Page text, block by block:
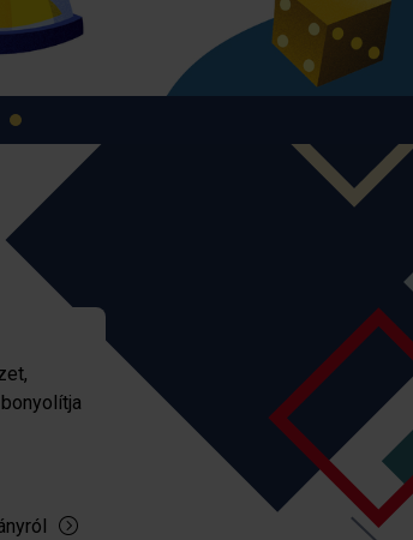
rendezvénynek.